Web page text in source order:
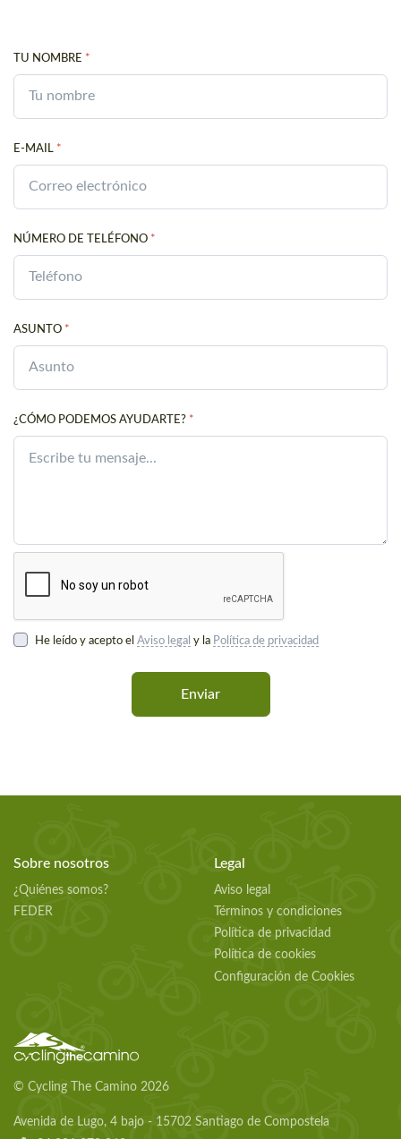
TU NOMBRE *
E-MAIL *
NÚMERO DE TELÉFONO *
ASUNTO *
¿CÓMO PODEMOS AYUDARTE? *
He leído y acepto el Aviso legal y la Política de privacidad
Enviar
Sobre nosotros
¿Quiénes somos?
FEDER
Legal
Aviso legal
Términos y condiciones
Política de privacidad
Política de cookies
Configuración de Cookies
© Cycling The Camino 2026
Avenida de Lugo, 4 bajo - 15702 Santiago de Compostela